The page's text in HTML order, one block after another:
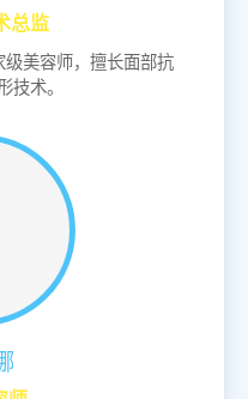
总监
美容师，擅长面部抗
技术。